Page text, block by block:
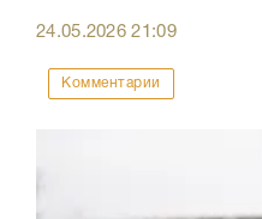
24.05.202621:09
Комментарии